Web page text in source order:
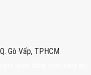
Gò Vấp, TPHCM